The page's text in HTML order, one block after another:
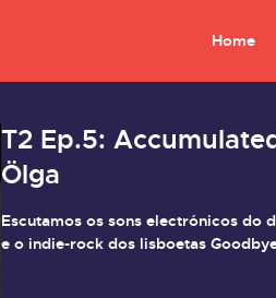
Home
T2 Ep.5:
Ölga
Escutamos os sons electrónicos do
e o indie-rock dos lisboetas